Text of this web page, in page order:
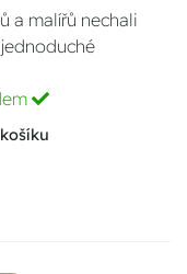
a malířů nechali